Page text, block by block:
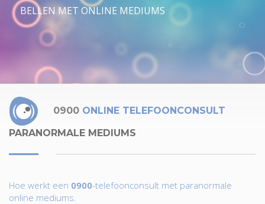
BELLEN MET ONLINE MEDIUMS
0900 ONLINE TELEFOONCONSULT
PARANORMALE MEDIUMS
Hoe werkt een 0900-telefoonconsult met paranormale
online mediums.